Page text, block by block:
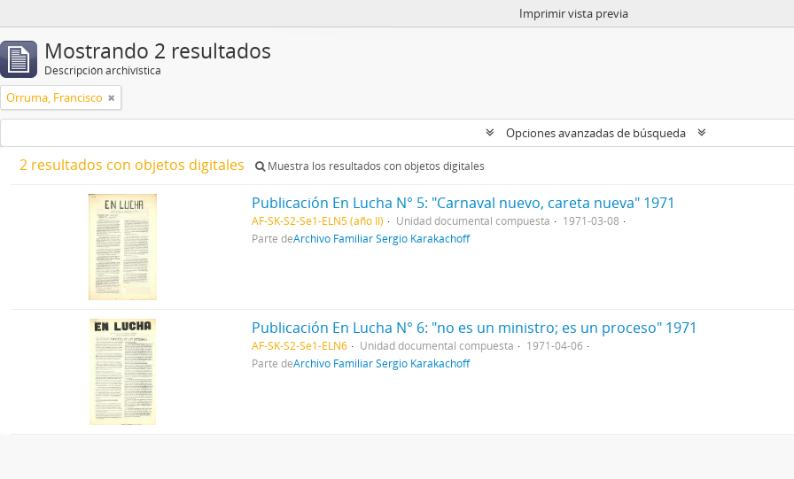
Imprimir vista previa
Mostrando 2 resultados
Descripción archivística
Orruma, Francisco
Opciones avanzadas de búsqueda
2 resultados con objetos digitales Muestra los resultados con objetos digitales
Publicación En Lucha N° 5: "Carnaval nuevo, careta nueva" 1971
AF-SK-S2-Se1-ELN5 (año II) Unidad documental compuesta
1971-03-08
Parte deArchivo Familiar Sergio Karakachoff
Publicación En Lucha N° 6: "no es un ministro; es un proceso" 1971
AF-SK-S2-Se1-ELN6 Unidad documental compuesta
1971-04-06
Parte deArchivo Familiar Sergio Karakachoff